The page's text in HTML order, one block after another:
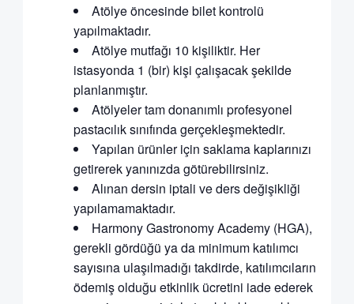
Atölye öncesinde bilet kontrolü
yapılmaktadır.
Atölye mutfağı 10 kişiliktir. Her
istasyonda 1 (bir) kişi çalışacak şekilde
planlanmıştır.
Atölyeler tam donanımlı profesyonel
pastacılık sınıfında gerçekleşmektedir.
Yapılan ürünler için saklama kaplarınızı
getirerek yanınızda götürebilirsiniz.
Alınan dersin iptali ve ders değişikliği
yapılamamaktadır.
Harmony Gastronomy Academy (HGA),
gerekli gördüğü ya da minimum katılımcı
sayısına ulaşılmadığı takdirde, katılımcıların
ödemiş olduğu etkinlik ücretini iade ederek